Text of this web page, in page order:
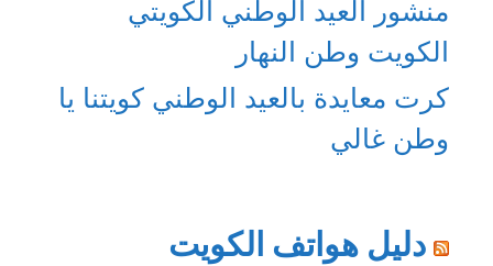
منشور العيد الوطني الكويتي
الكويت وطن النهار
كرت معايدة بالعيد الوطني كويتنا يا
وطن غالي
دليل هواتف الكويت